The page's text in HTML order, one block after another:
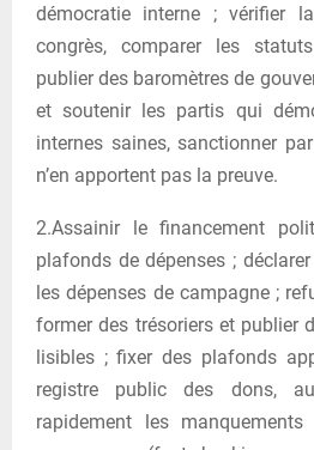
démocratie interne ; vérifier
congrès, comparer les
publier des baromètres de
et soutenir les partis qui
internes saines, sanctionner
n’en apportent pas la preuve.
2.Assainir le financement
plafonds de dépenses ;
les dépenses de campagne ;
former des trésoriers et publier
lisibles ; fixer des plafonds
registre public des dons,
rapidement les